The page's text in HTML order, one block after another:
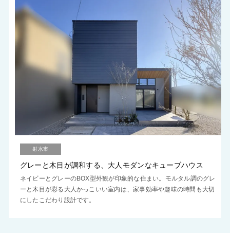
射水市
グレーと木目が調和する、大人モダンなキューブハウス
ネイビーとグレーのBOX型外観が印象的な住まい。モルタル調のグレ
ーと木目が彩る大人かっこいい室内は、家事効率や趣味の時間も大切
にしたこだわり設計です。